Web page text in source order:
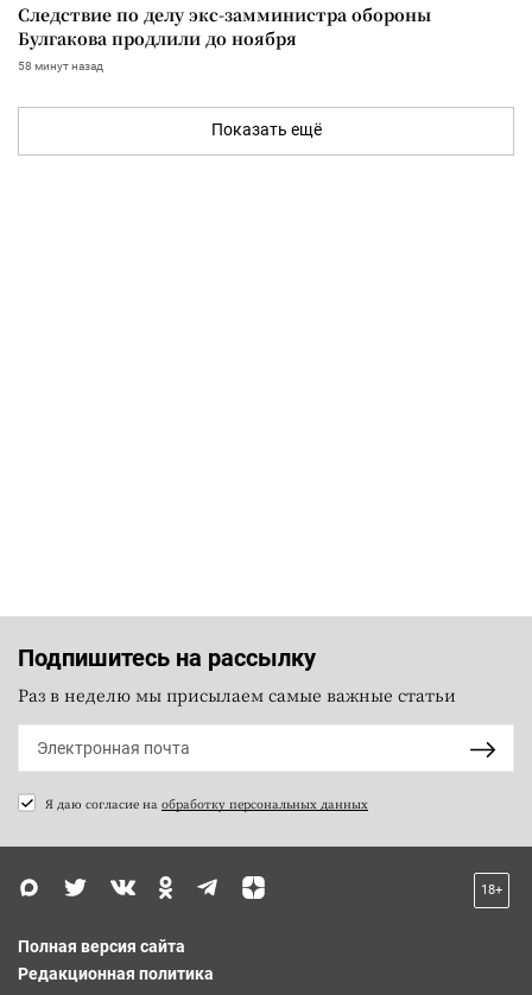
Следствие по делу экс-замминистра обороны
Булгакова продлили до ноября
58 минут назад
Показать ещё
Подпишитесь на рассылку
Раз в неделю мы присылаем самые важные статьи
Я даю согласие на обработку персональных данных
18+
Полная версия сайта
Редакционная политика